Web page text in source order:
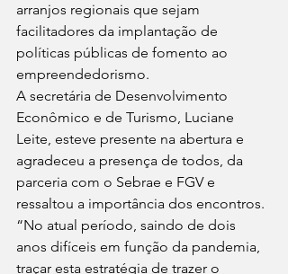
arranjos regionais que sejam
facilitadores da implantação de
políticas públicas de fomento ao
empreendedorismo.
A secretária de Desenvolvimento
Econômico e de Turismo, Luciane
Leite, esteve presente na abertura e
agradeceu a presença de todos, da
parceria com o Sebrae e FGV e
ressaltou a importância dos encontros.
“No atual período, saindo de dois
anos difíceis em função da pandemia,
traçar esta estratégia de trazer o